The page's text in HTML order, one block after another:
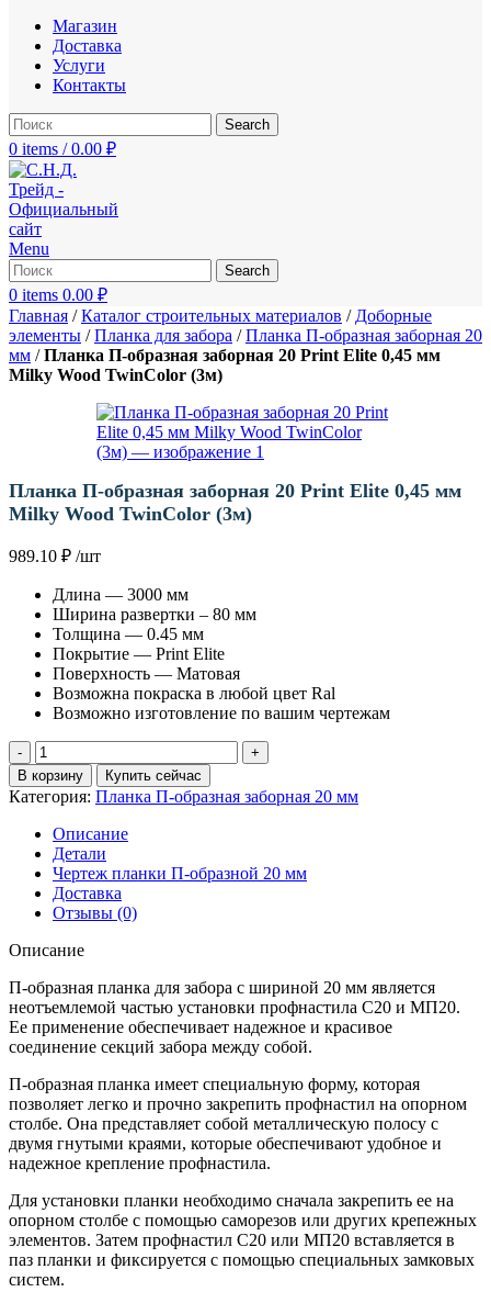
Магазин
Доставка
Услуги
Контакты
Search
0 items / 0.00 ₽
Menu
Search
0 items 0.00 ₽
Главная /Каталог строительных материалов /Доборные
элементы /Планка для забора /Планка П-образная заборная 20
мм /Планка П-образная заборная 20 Print Elite 0,45 мм
Milky Wood TwinColor (3м)
Планка П-образная заборная 20 Print Elite 0,45 мм
Milky Wood TwinColor (3м)
989.10 ₽ /шт
Длина — 3000 мм
Ширина развертки – 80 мм
Толщина — 0.45 мм
Покрытие — Print Elite
Поверхность — Матовая
Возможна покраска в любой цвет Ral
Возможно изготовление по вашим чертежам
Количество
товара
Планка
образная
заборная
20
Print
Elite
мм
Wood
TwinColor
(3м)
В корзину Купить сейчас
Категория: Планка П-образная заборная 20 мм
Описание
Детали
Чертеж планки П-образной 20 мм
Доставка
Отзывы (0)
Описание
П-образная планка для забора с шириной 20 мм является
неотъемлемой частью установки профнастила С20 и МП20.
Ее применение обеспечивает надежное и красивое
соединение секций забора между собой.
П-образная планка имеет специальную форму, которая
позволяет легко и прочно закрепить профнастил на опорном
столбе. Она представляет собой металлическую полосу с
двумя гнутыми краями, которые обеспечивают удобное и
надежное крепление профнастила.
Для установки планки необходимо сначала закрепить ее на
опорном столбе с помощью саморезов или других крепежных
элементов. Затем профнастил С20 или МП20 вставляется в
паз планки и фиксируется с помощью специальных замковых
систем.